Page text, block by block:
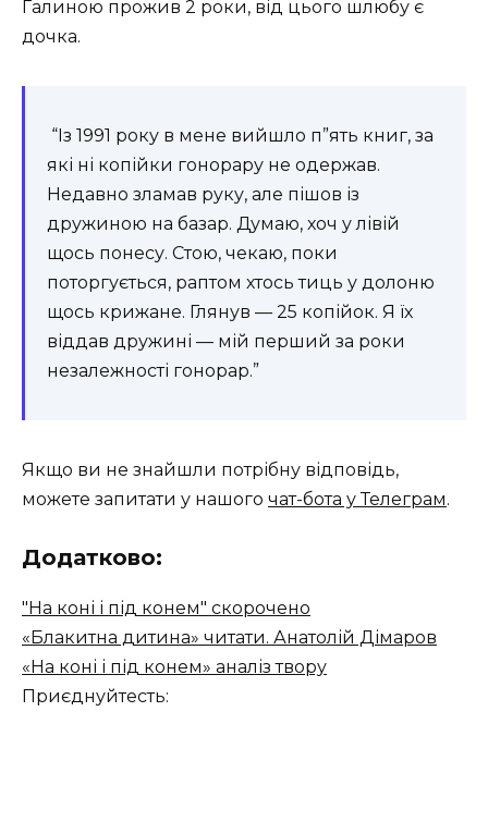
Галиною прожив 2 роки, від цього шлюбу є
дочка.
“Із 1991 року в мене вийшло п”ять книг, за
які ні копійки гонорару не одержав.
Недавно зламав руку, але пішов із
дружиною на базар. Думаю, хоч у лівій
щось понесу. Стою, чекаю, поки
поторгується, раптом хтось тиць у долоню
щось крижане. Глянув — 25 копійок. Я їх
віддав дружині — мій перший за роки
незалежності гонорар.”
Якщо ви не знайшли потрібну відповідь,
можете запитати у нашого чат-бота у Телеграм.
Додатково:
"На коні і під конем" скорочено
«Блакитна дитина» читати. Анатолій Дімаров
«На коні і під конем» аналіз твору
Приєднуйтесть: